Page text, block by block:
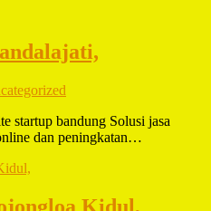
startup bandung Solusi jasa
dan peningkatan…
Kidul,